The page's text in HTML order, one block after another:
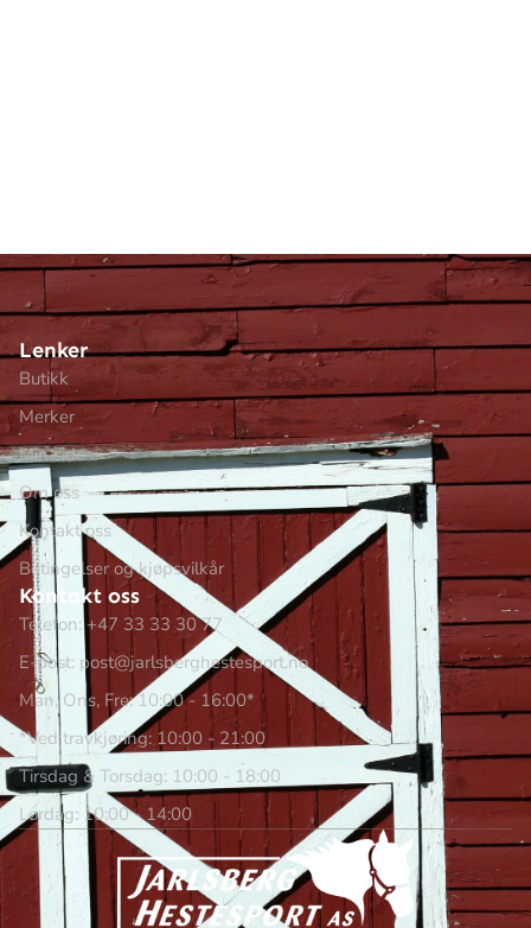
Lenker
Butikk
Merker
Min side
Om oss
Kontakt oss
Betingelser og kjøpsvilkår
Kontakt oss
Telefon: +47 33 33 30 77
E-post: post@jarlsberghestesport.no
Man, Ons, Fre: 10:00 - 16:00*
*Ved travkjøring: 10:00 - 21:00
Tirsdag & Torsdag: 10:00 - 18:00
Lørdag: 10:00 - 14:00